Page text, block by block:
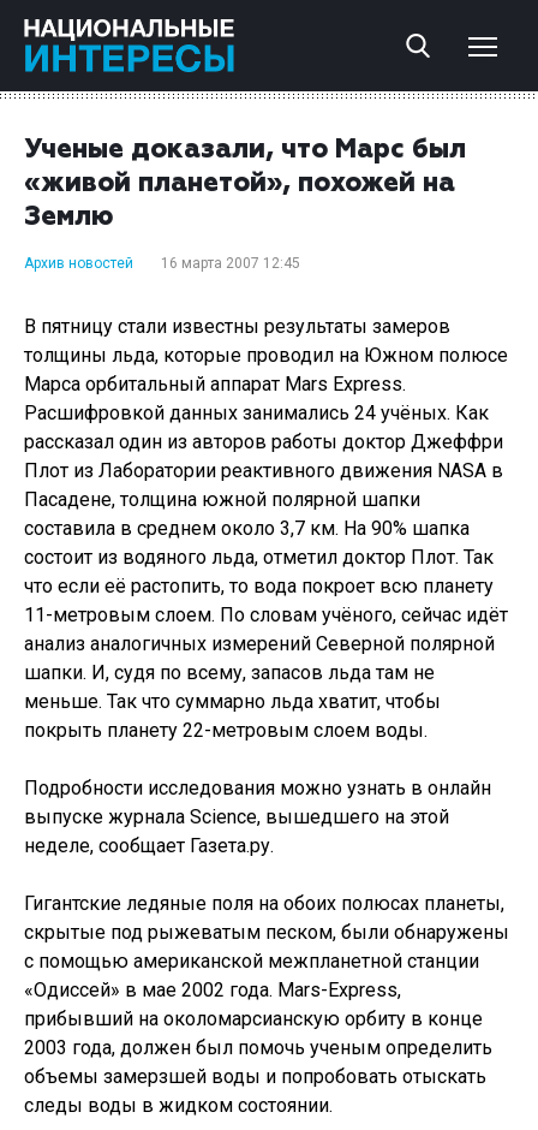
Ученые доказали, что Марс был
«живой планетой», похожей на
Землю
Архив новостей 16 марта 2007 12:45
В пятницу стали известны результаты замеров
толщины льда, которые проводил на Южном полюсе
Марса орбитальный аппарат Mars Express.
Расшифровкой данных занимались 24 учёных. Как
рассказал один из авторов работы доктор Джеффри
Плот из Лаборатории реактивного движения NASA в
Пасадене, толщина южной полярной шапки
составила в среднем около 3,7 км. На 90% шапка
состоит из водяного льда, отметил доктор Плот. Так
что если её растопить, то вода покроет всю планету
11-метровым слоем. По словам учёного, сейчас идёт
анализ аналогичных измерений Северной полярной
шапки. И, судя по всему, запасов льда там не
меньше. Так что суммарно льда хватит, чтобы
покрыть планету 22-метровым слоем воды.
Подробности исследования можно узнать в онлайн
выпуске журнала Science, вышедшего на этой
неделе, сообщает Газета.ру.
Гигантские ледяные поля на обоих полюсах планеты,
скрытые под рыжеватым песком, были обнаружены
с помощью американской межпланетной станции
«Одиссей» в мае 2002 года. Mars-Express,
прибывший на околомарсианскую орбиту в конце
2003 года, должен был помочь ученым определить
объемы замерзшей воды и попробовать отыскать
следы воды в жидком состоянии.